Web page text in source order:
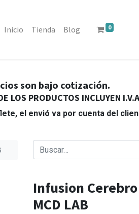
Inicio Tienda Blog 0
son bajo cotización.
LOS PRODUCTOS INCLUYEN I.V.A
el envió va por cuenta del
Infusion
MCD LAB